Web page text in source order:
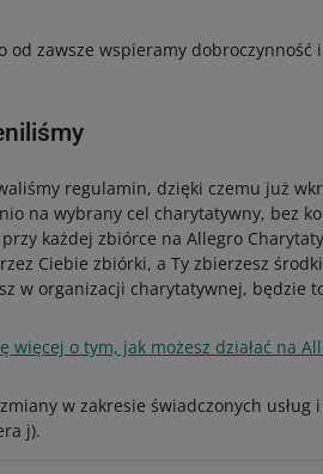
od zawsze wspieramy
regulamin, dzięki czemu już
na wybrany cel charytatywny, bez
każdej zbiórce na Allegro
Ciebie zbiórki, a Ty zbierzesz
w organizacji charytatywnej,
więcej o tym, jak możesz działać na
w zakresie świadczonych
j).